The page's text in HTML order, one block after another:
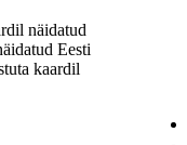
näidatud
Eesti
kaardil